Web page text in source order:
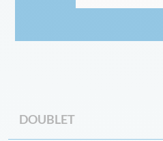
DOUBLET